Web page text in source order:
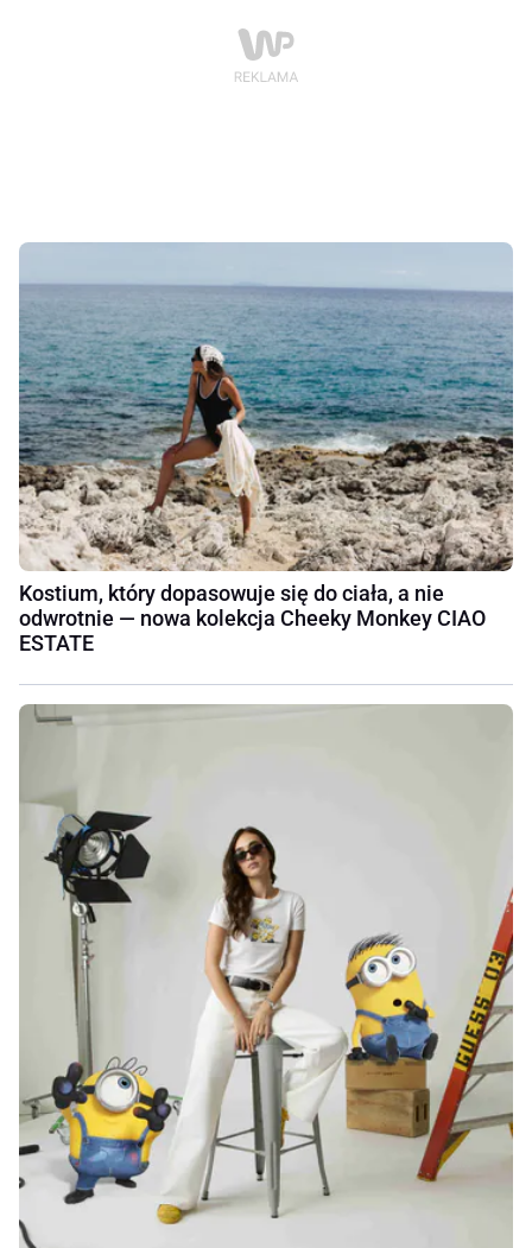
Kostium, który dopasowuje się do ciała, a nie
odwrotnie — nowa kolekcja Cheeky Monkey CIAO
ESTATE